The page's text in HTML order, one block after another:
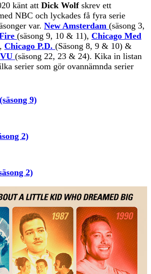
känt att Dick Wolfskrev ett
NBC och lyckades få fyra serie
var. New Amsterdam (säsong 3,
(säsong 9, 10 & 11), Chicago Med
Chicago P.D. (Säsong 8, 9 & 10) &
(säsong 22, 23 & 24). Kika in listan
serier som gör ovannämnda serier
9)
2)
2)